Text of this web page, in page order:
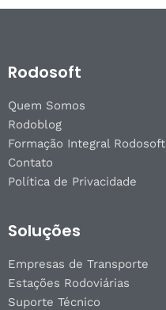
Rodosoft
Quem Somos
Rodoblog
Formação Integral Rodosoft
Contato
Política de Privacidade
Soluções
Empresas de Transporte
Estações Rodoviárias
Suporte Técnico